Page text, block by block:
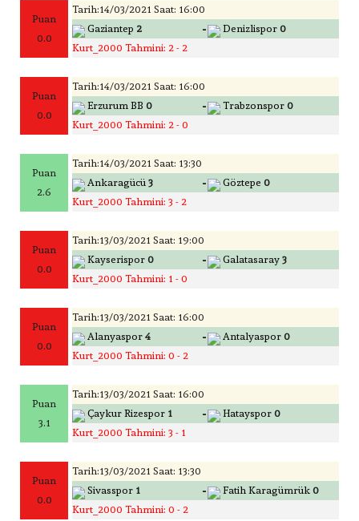
Puan
0.0
Tarih:14/03/2021 Saat: 16:00
Gaziantep 2 - Denizlispor 0
Kurt_2000 Tahmini: 2 - 2
Puan
0.0
Tarih:14/03/2021 Saat: 16:00
Erzurum BB 0 - Trabzonspor 0
Kurt_2000 Tahmini: 2 - 0
Puan
2.6
Tarih:14/03/2021 Saat: 13:30
Ankaragücü 3 - Göztepe 0
Kurt_2000 Tahmini: 3 - 2
Puan
0.0
Tarih:13/03/2021 Saat: 19:00
Kayserispor 0 - Galatasaray 3
Kurt_2000 Tahmini: 1 - 0
Puan
0.0
Tarih:13/03/2021 Saat: 16:00
Alanyaspor 4 - Antalyaspor 0
Kurt_2000 Tahmini: 0 - 2
Puan
3.1
Tarih:13/03/2021 Saat: 16:00
Çaykur Rizespor 1 - Hatayspor 0
Kurt_2000 Tahmini: 3 - 1
Puan
0.0
Tarih:13/03/2021 Saat: 13:30
Sivasspor 1 - Fatih Karagümrük 0
Kurt_2000 Tahmini: 0 - 2